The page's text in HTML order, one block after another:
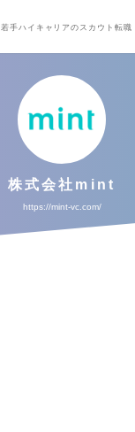
若手ハイキャリアのスカウト転職
株式会社mint
https://mint-vc.com/